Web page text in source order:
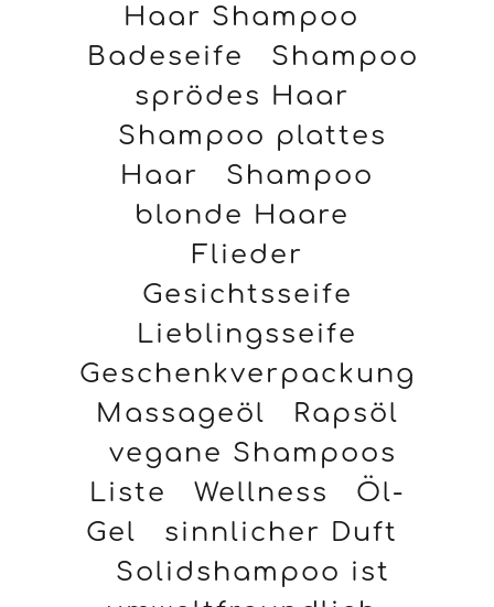
Haar Shampoo
Badeseife
Shampoo
sprödes Haar
Shampoo plattes
Haar
Shampoo
blonde Haare
Flieder
Gesichtsseife
Lieblingsseife
Geschenkverpackung
Massageöl
Rapsöl
vegane Shampoos
Liste
Wellness
Öl-
Gel
sinnlicher Duft
Solidshampoo ist